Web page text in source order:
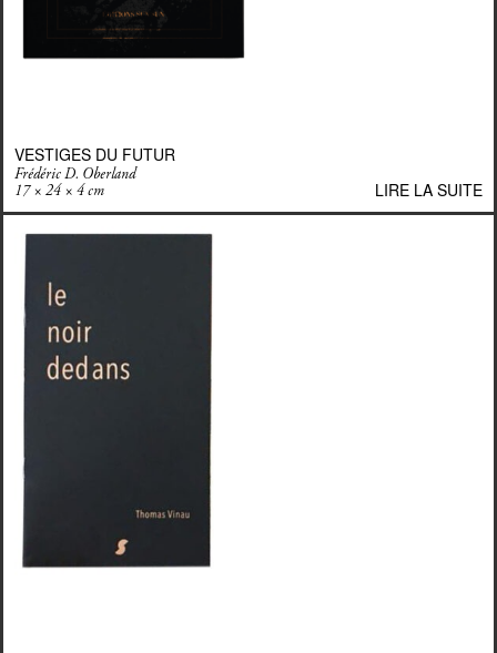
VESTIGES DU FUTUR
Frédéric D. Oberland
17 × 24 × 4 cm
LIRE LA SUITE